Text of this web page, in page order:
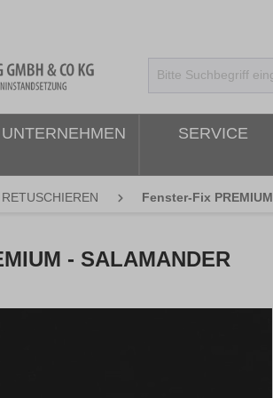
UNTERNEHMEN SERVICE
RETUSCHIEREN Fenster-Fix PREMIUM
- SALAMANDER